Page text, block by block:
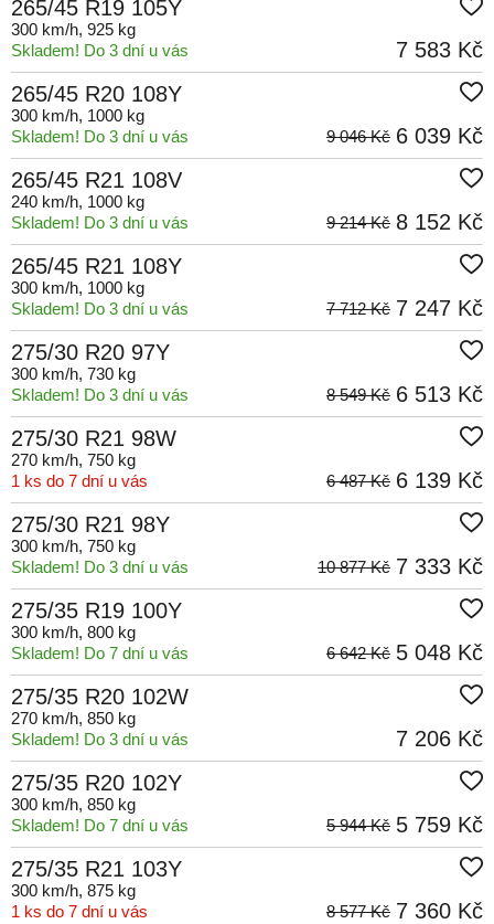
265/45 R19 105Y
300 km/h, 925 kg
Skladem! Do 3 dní u vás
7 583 Kč
265/45 R20 108Y
300 km/h, 1000 kg
Skladem! Do 3 dní u vás
6 039 Kč
9 046 Kč
265/45 R21 108V
240 km/h, 1000 kg
Skladem! Do 3 dní u vás
8 152 Kč
9 214 Kč
265/45 R21 108Y
300 km/h, 1000 kg
Skladem! Do 3 dní u vás
7 247 Kč
7 712 Kč
275/30 R20 97Y
300 km/h, 730 kg
Skladem! Do 3 dní u vás
6 513 Kč
8 549 Kč
275/30 R21 98W
270 km/h, 750 kg
1 ks do 7 dní u vás
6 139 Kč
6 487 Kč
275/30 R21 98Y
300 km/h, 750 kg
Skladem! Do 3 dní u vás
7 333 Kč
10 877 Kč
275/35 R19 100Y
300 km/h, 800 kg
Skladem! Do 7 dní u vás
5 048 Kč
6 642 Kč
275/35 R20 102W
270 km/h, 850 kg
Skladem! Do 3 dní u vás
7 206 Kč
275/35 R20 102Y
300 km/h, 850 kg
Skladem! Do 7 dní u vás
5 759 Kč
5 944 Kč
275/35 R21 103Y
300 km/h, 875 kg
1 ks do 7 dní u vás
7 360 Kč
8 577 Kč